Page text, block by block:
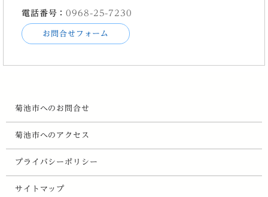
電話番号：0968-25-7230
お問合せフォーム
菊池市へのお問合せ
菊池市へのアクセス
プライバシーポリシー
サイトマップ